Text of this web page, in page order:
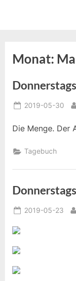
Monat:
Posted
2019-05-30
Die Menge. Der
Tagebuch
Posted
2019-05-23